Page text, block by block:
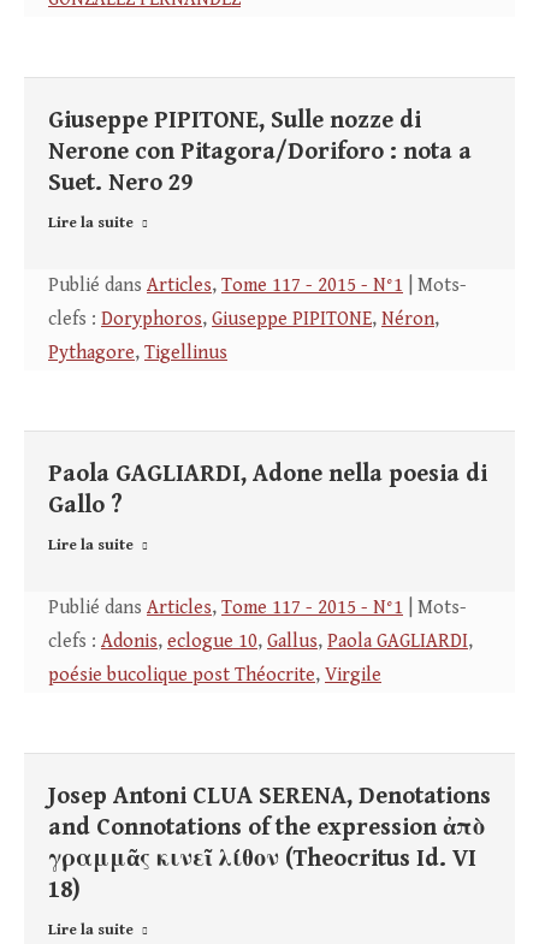
Giuseppe PIPITONE, Sulle nozze di
Nerone con Pitagora/Doriforo : nota a
Suet. Nero 29
Lire la suite
Publié dans Articles, Tome 117 - 2015 - N°1 | Mots-
clefs : Doryphoros, Giuseppe PIPITONE, Néron,
Pythagore, Tigellinus
Paola GAGLIARDI, Adone nella poesia di
Gallo ?
Lire la suite
Publié dans Articles, Tome 117 - 2015 - N°1 | Mots-
clefs : Adonis, eclogue 10, Gallus, Paola GAGLIARDI,
poésie bucolique post Théocrite, Virgile
Josep Antoni CLUA SERENA, Denotations
and Connotations of the expression ἀπὸ
γραμμᾶς κινεῖ λίθον (Theocritus Id. VI
18)
Lire la suite